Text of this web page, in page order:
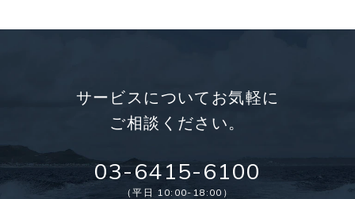
サービスについてお気軽に
ご相談ください。
03-6415-6100
（平日 10:00-18:00）